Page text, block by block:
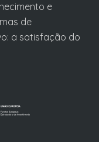
e
de
a satisfação do